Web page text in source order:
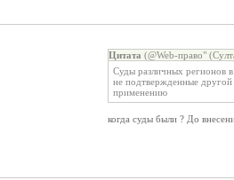
Цитата (@Web-право"
Суды различных регионов
не подтвержденные другой
применению
когда суды были ? До